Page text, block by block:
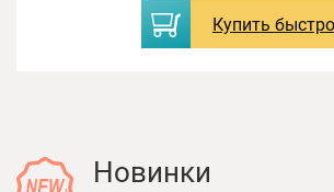
Купить быстро
Новинки